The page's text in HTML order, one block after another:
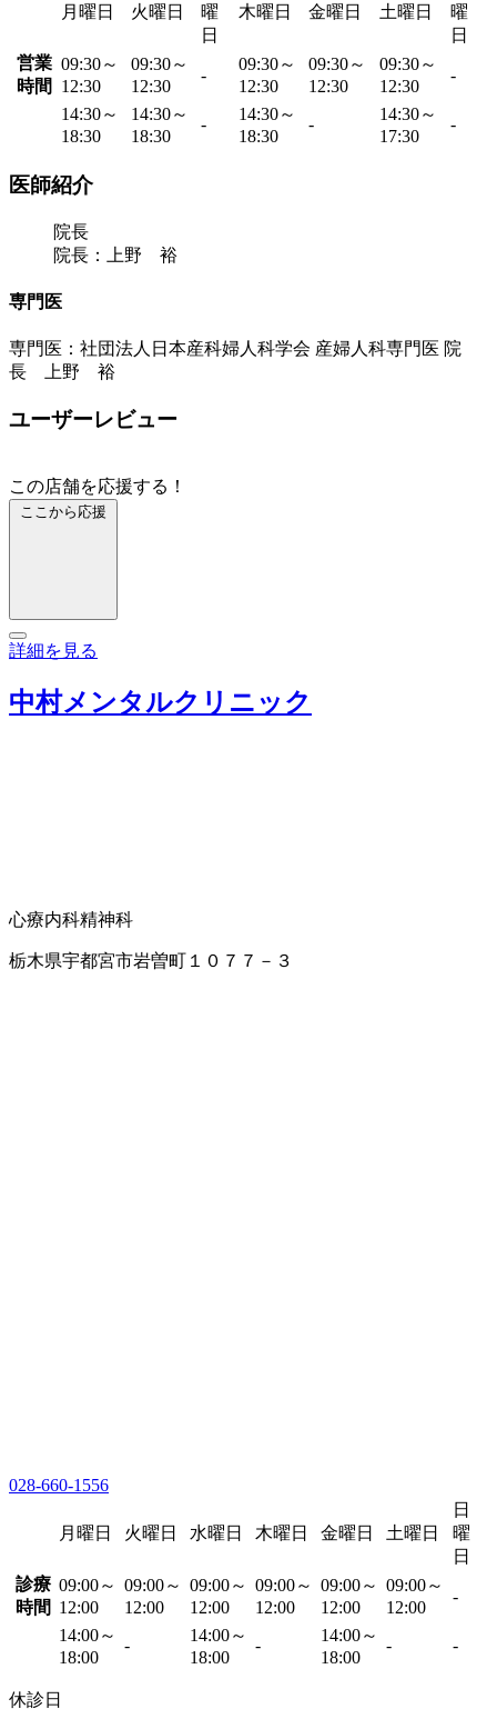
月曜日 火曜日
曜
日
木曜日 金曜日 土曜日
曜
日
営業
時間
09:30～
12:30
09:30～
12:30
-
09:30～
12:30
09:30～
12:30
09:30～
12:30
-
14:30～
18:30
14:30～
18:30
-
14:30～
18:30
-
14:30～
17:30
-
医師紹介
院長
院長：上野 裕
専門医
専門医：社団法人日本産科婦人科学会 産婦人科専門医 院
長 上野 裕
ユーザーレビュー
この店舗を応援する！
ここから応援
詳細を見る
中村メンタルクリニック
心療内科精神科
栃木県宇都宮市岩曽町１０７７－３
028-660-1556
月曜日 火曜日 水曜日 木曜日 金曜日 土曜日
日
曜
日
診療
時間
09:00～
12:00
09:00～
12:00
09:00～
12:00
09:00～
12:00
09:00～
12:00
09:00～
12:00
-
14:00～
18:00
-
14:00～
18:00
-
14:00～
18:00
- -
休診日